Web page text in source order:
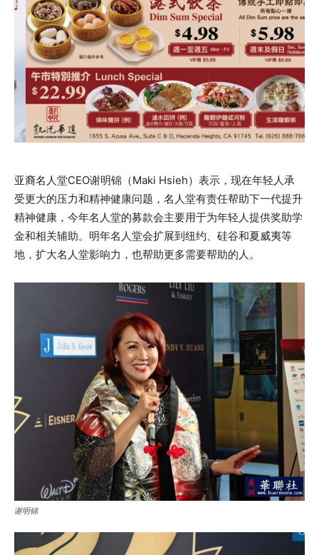
亚裔名人堂CEO谢明锦（Maki Hsieh）表示，现在年轻人承
受更大的压力和精神健康问题，名人堂有责任帮助下一代提升
精神健康，今年名人堂的募款会主要用于为年轻人提供奖助学
金和相关辅助。明年名人堂会扩展到纽约、硅谷和夏威夷等
地，扩大名人堂影响力，也帮助更多需要帮助的人。
谢明锦